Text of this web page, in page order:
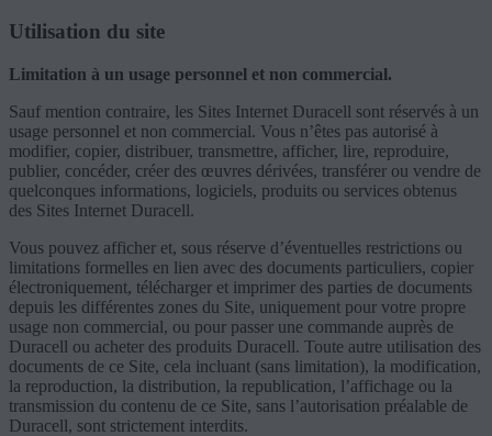
Utilisation du site
Limitation à un usage personnel et non commercial.
Sauf mention contraire, les Sites Internet Duracell sont réservés à un
usage personnel et non commercial. Vous n’êtes pas autorisé à
modifier, copier, distribuer, transmettre, afficher, lire, reproduire,
publier, concéder, créer des œuvres dérivées, transférer ou vendre de
quelconques informations, logiciels, produits ou services obtenus
des Sites Internet Duracell.
Vous pouvez afficher et, sous réserve d’éventuelles restrictions ou
limitations formelles en lien avec des documents particuliers, copier
électroniquement, télécharger et imprimer des parties de documents
depuis les différentes zones du Site, uniquement pour votre propre
usage non commercial, ou pour passer une commande auprès de
Duracell ou acheter des produits Duracell. Toute autre utilisation des
documents de ce Site, cela incluant (sans limitation), la modification,
la reproduction, la distribution, la republication, l’affichage ou la
transmission du contenu de ce Site, sans l’autorisation préalable de
Duracell, sont strictement interdits.